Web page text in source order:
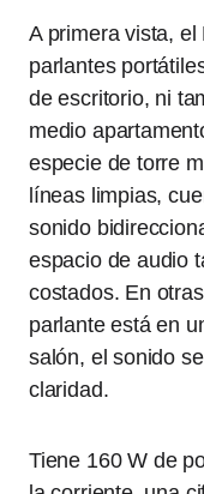
A primera vista,
parlantes
de escritorio, ni
medio
especie de torre
líneas limpias,
sonido
espacio de audio
costados. En
parlante está en
salón, el sonido
claridad.
Tiene 160 W de